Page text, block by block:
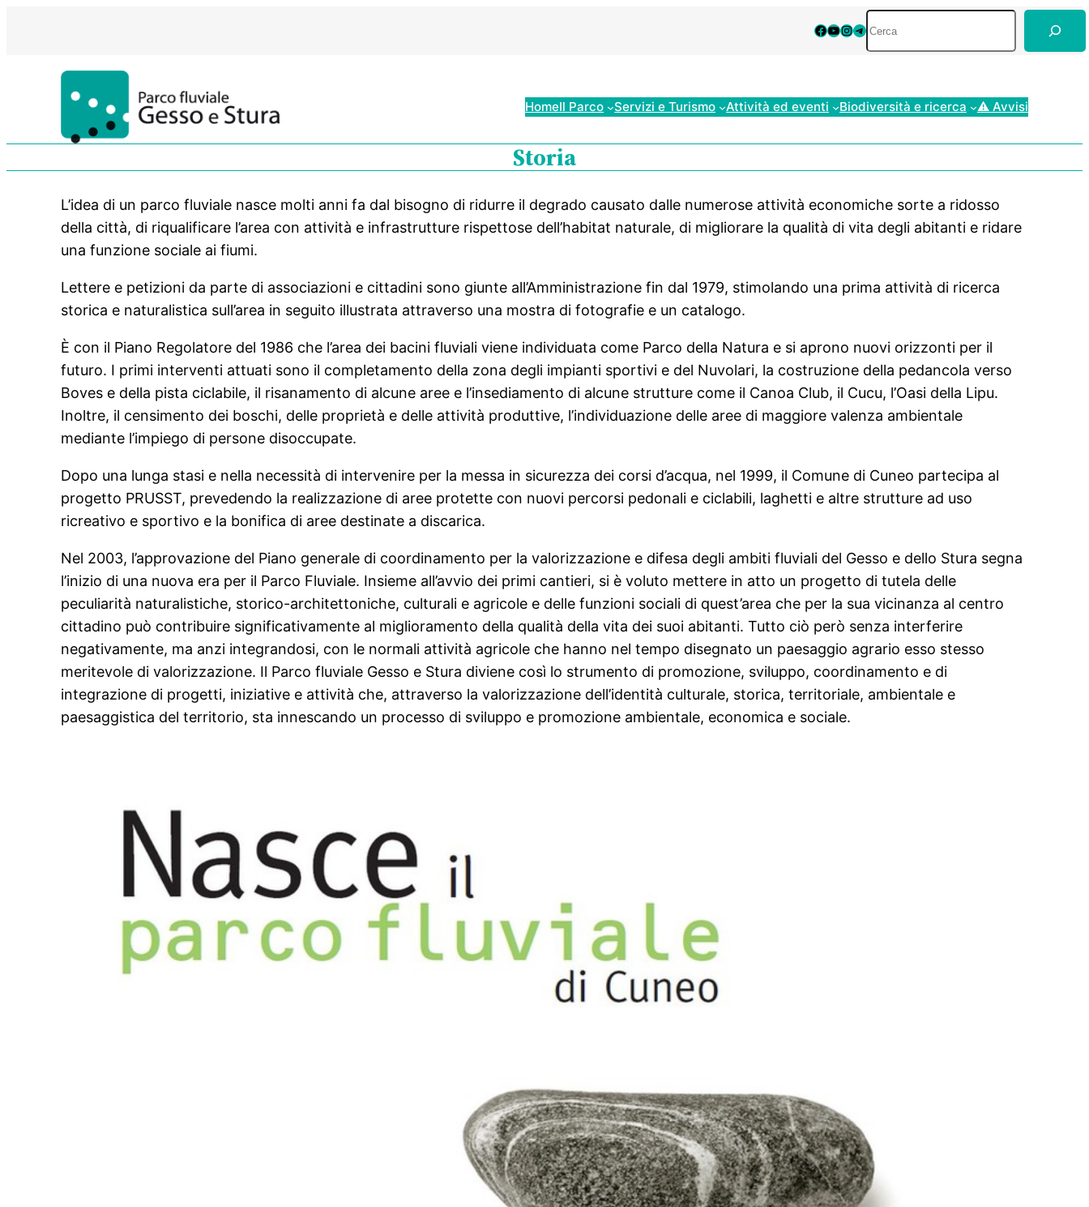
Facebook
YouTube
Instagram
Telegram
HomeIl Parco Servizi e Turismo Attività ed eventi Biodiversità e ricerca ⚠ Avvisi
Storia
L’idea di un parco fluviale nasce molti anni fa dal bisogno di ridurre il degrado causato dalle numerose attività economiche sorte a ridosso
della città, di riqualificare l’area con attività e infrastrutture rispettose dell’habitat naturale, di migliorare la qualità di vita degli abitanti e ridare
una funzione sociale ai fiumi.
Lettere e petizioni da parte di associazioni e cittadini sono giunte all’Amministrazione fin dal 1979, stimolando una prima attività di ricerca
storica e naturalistica sull’area in seguito illustrata attraverso una mostra di fotografie e un catalogo.
È con il Piano Regolatore del 1986 che l’area dei bacini fluviali viene individuata come Parco della Natura e si aprono nuovi orizzonti per il
futuro. I primi interventi attuati sono il completamento della zona degli impianti sportivi e del Nuvolari, la costruzione della pedancola verso
Boves e della pista ciclabile, il risanamento di alcune aree e l’insediamento di alcune strutture come il Canoa Club, il Cucu, l’Oasi della Lipu.
Inoltre, il censimento dei boschi, delle proprietà e delle attività produttive, l’individuazione delle aree di maggiore valenza ambientale
mediante l’impiego di persone disoccupate.
Dopo una lunga stasi e nella necessità di intervenire per la messa in sicurezza dei corsi d’acqua, nel 1999, il Comune di Cuneo partecipa al
progetto PRUSST, prevedendo la realizzazione di aree protette con nuovi percorsi pedonali e ciclabili, laghetti e altre strutture ad uso
ricreativo e sportivo e la bonifica di aree destinate a discarica.
Nel 2003, l’approvazione del Piano generale di coordinamento per la valorizzazione e difesa degli ambiti fluviali del Gesso e dello Stura segna
l’inizio di una nuova era per il Parco Fluviale. Insieme all’avvio dei primi cantieri, si è voluto mettere in atto un progetto di tutela delle
peculiarità naturalistiche, storico-architettoniche, culturali e agricole e delle funzioni sociali di quest’area che per la sua vicinanza al centro
cittadino può contribuire significativamente al miglioramento della qualità della vita dei suoi abitanti. Tutto ciò però senza interferire
negativamente, ma anzi integrandosi, con le normali attività agricole che hanno nel tempo disegnato un paesaggio agrario esso stesso
meritevole di valorizzazione. Il Parco fluviale Gesso e Stura diviene così lo strumento di promozione, sviluppo, coordinamento e di
integrazione di progetti, iniziative e attività che, attraverso la valorizzazione dell’identità culturale, storica, territoriale, ambientale e
paesaggistica del territorio, sta innescando un processo di sviluppo e promozione ambientale, economica e sociale.